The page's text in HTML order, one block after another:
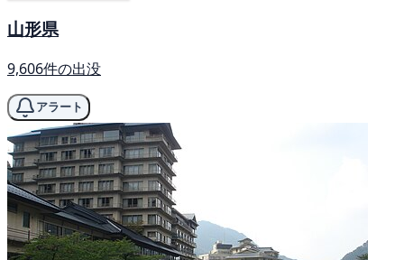
山形県
9,606件の出没
アラート